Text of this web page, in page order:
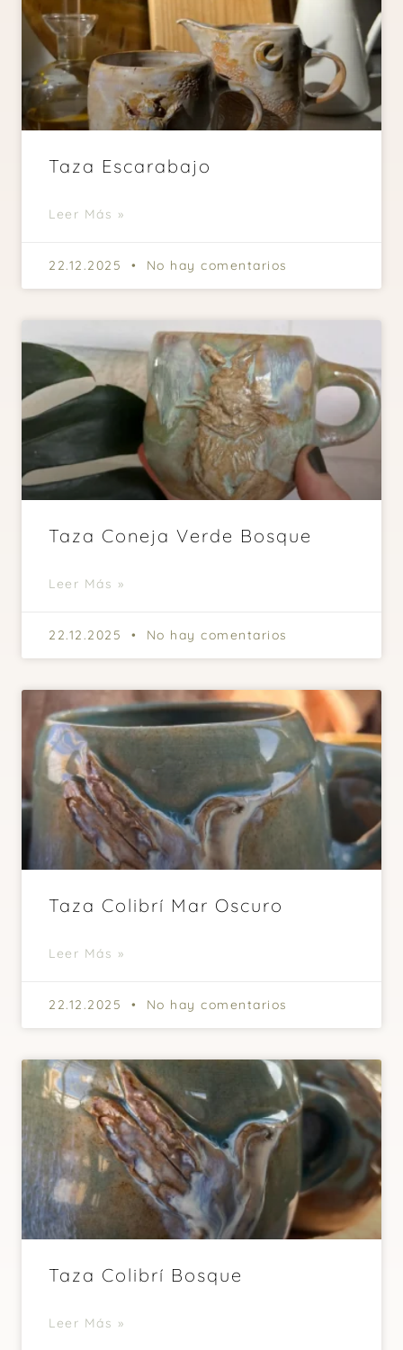
Taza Escarabajo
Leer Más »
22.12.2025 No hay comentarios
Taza Coneja Verde Bosque
Leer Más »
22.12.2025 No hay comentarios
Taza Colibrí Mar Oscuro
Leer Más »
22.12.2025 No hay comentarios
Taza Colibrí Bosque
Leer Más »